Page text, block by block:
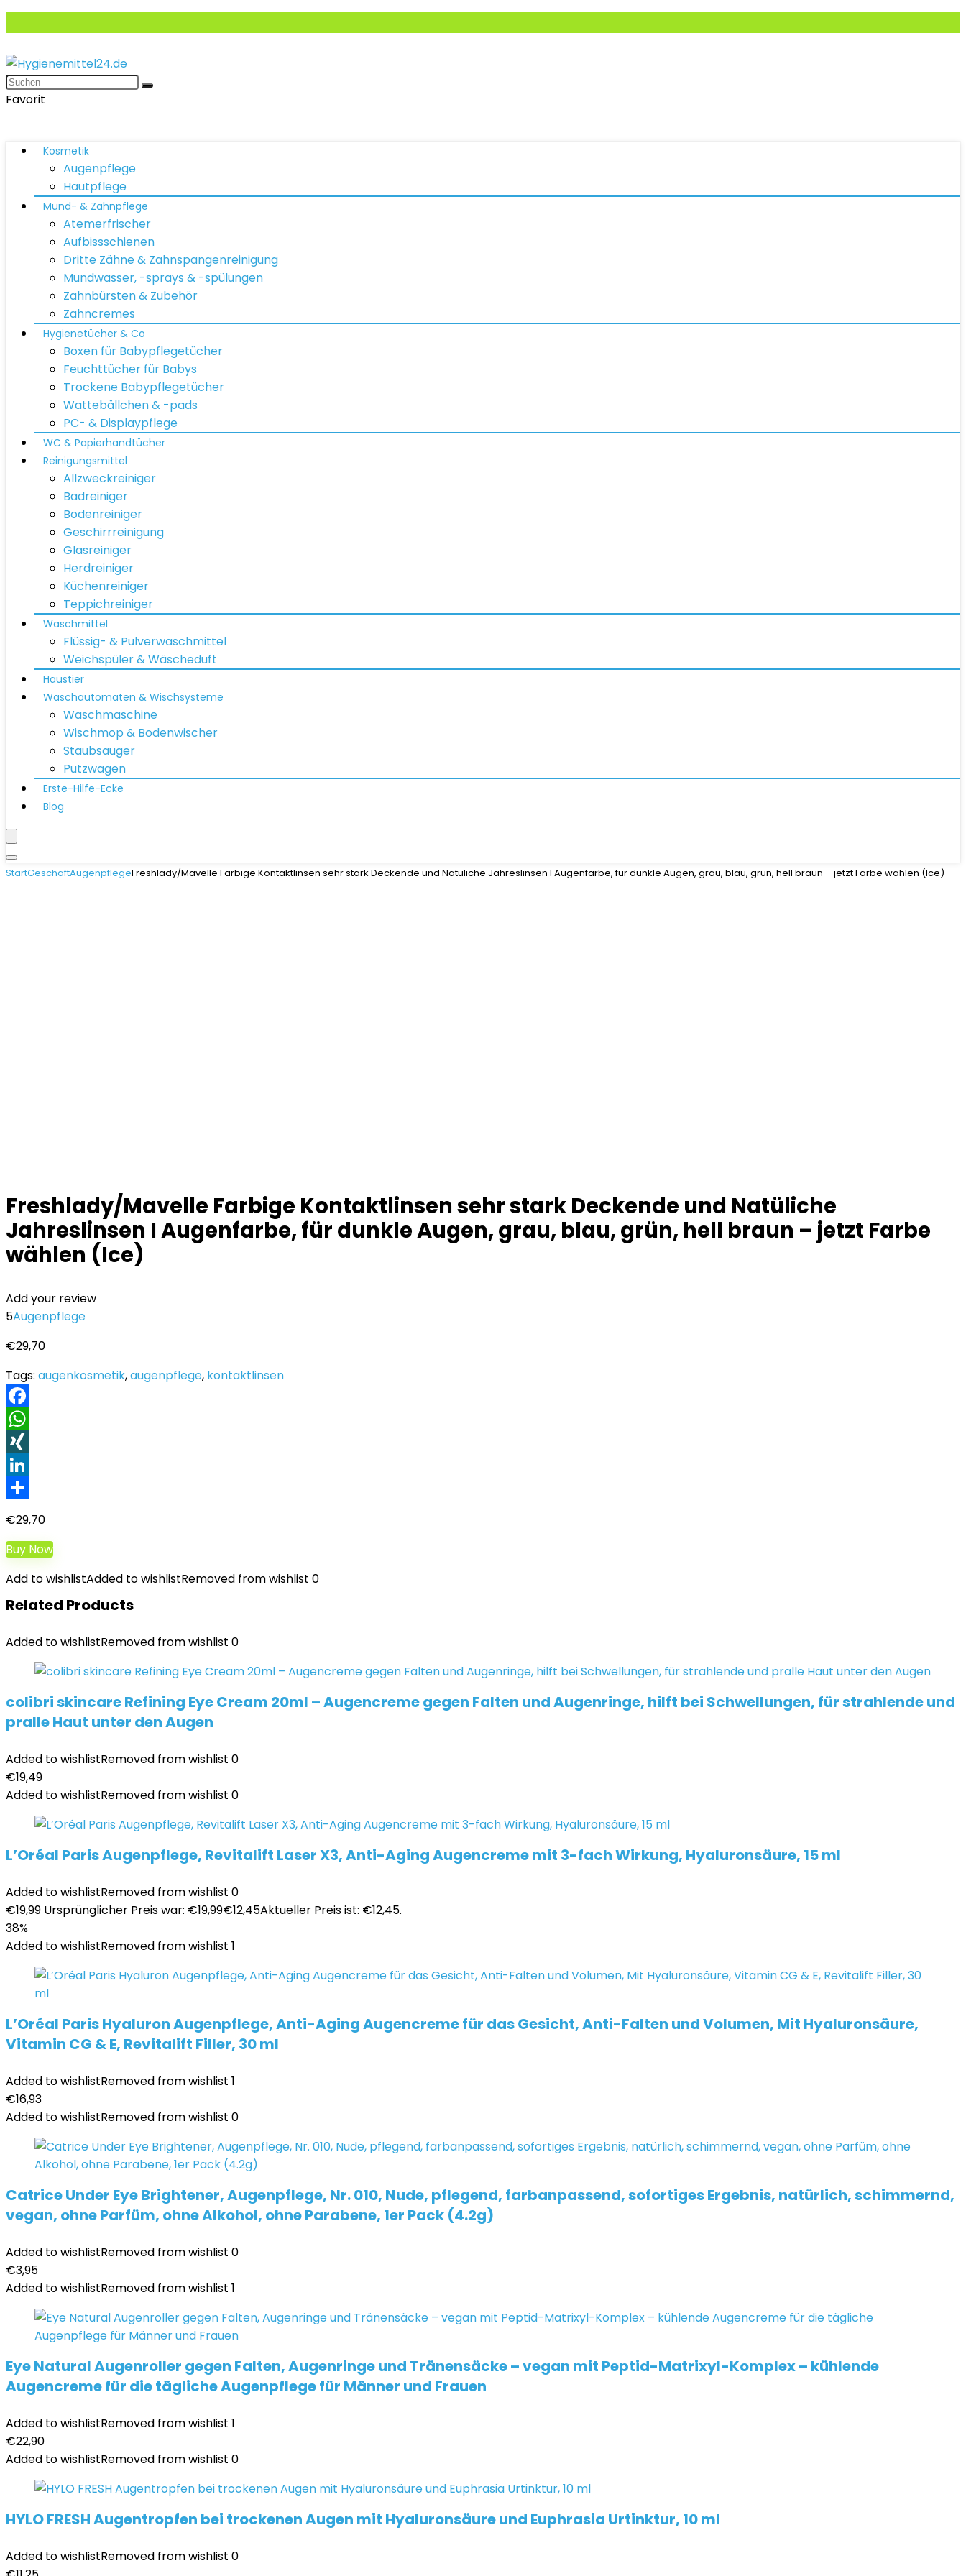
Favorit
Kosmetik
Augenpflege
Hautpflege
Mund- & Zahnpflege
Atemerfrischer
Aufbissschienen
Dritte Zähne & Zahnspangenreinigung
Mundwasser, -sprays & -spülungen
Zahnbürsten & Zubehör
Zahncremes
Hygienetücher & Co
Boxen für Babypflegetücher
Feuchttücher für Babys
Trockene Babypflegetücher
Wattebällchen & -pads
PC- & Displaypflege
WC & Papierhandtücher
Reinigungsmittel
Allzweckreiniger
Badreiniger
Bodenreiniger
Geschirrreinigung
Glasreiniger
Herdreiniger
Küchenreiniger
Teppichreiniger
Waschmittel
Flüssig- & Pulverwaschmittel
Weichspüler & Wäscheduft
Haustier
Waschautomaten & Wischsysteme
Waschmaschine
Wischmop & Bodenwischer
Staubsauger
Putzwagen
Erste-Hilfe-Ecke
Blog
StartGeschäftAugenpflegeFreshlady/Mavelle Farbige Kontaktlinsen sehr stark Deckende und Natüliche Jahreslinsen I Augenfarbe, für dunkle Augen, grau, blau, grün, hell braun – jetzt Farbe wählen (Ice)
Freshlady/Mavelle Farbige Kontaktlinsen sehr stark Deckende und Natüliche
Jahreslinsen I Augenfarbe, für dunkle Augen, grau, blau, grün, hell braun – jetzt Farbe
wählen (Ice)
Add your review
5Augenpflege
€29,70
Tags: augenkosmetik,augenpflege, kontaktlinsen
Facebook
WhatsApp
XING
LinkedIn
€29,70
Buy Now
Add to wishlistAdded to wishlistRemoved from wishlist 0
Related Products
Added to wishlistRemoved from wishlist 0
colibri skincare Refining Eye Cream 20ml – Augencreme gegen Falten und Augenringe, hilft bei Schwellungen, für strahlende und
pralle Haut unter den Augen
Added to wishlistRemoved from wishlist 0
€19,49
Added to wishlistRemoved from wishlist 0
L’Oréal Paris Augenpflege, Revitalift Laser X3, Anti-Aging Augencreme mit 3-fach Wirkung, Hyaluronsäure, 15 ml
Added to wishlistRemoved from wishlist 0
€19,99 Ursprünglicher Preis war: €19,99€12,45Aktueller Preis ist: €12,45.
38%
Added to wishlistRemoved from wishlist 1
L’Oréal Paris Hyaluron Augenpflege, Anti-Aging Augencreme für das Gesicht, Anti-Falten und Volumen, Mit Hyaluronsäure,
Vitamin CG & E, Revitalift Filler, 30 ml
Added to wishlistRemoved from wishlist 1
€16,93
Added to wishlistRemoved from wishlist 0
Catrice Under Eye Brightener, Augenpflege, Nr. 010, Nude, pflegend, farbanpassend, sofortiges Ergebnis, natürlich, schimmernd,
vegan, ohne Parfüm, ohne Alkohol, ohne Parabene, 1er Pack (4.2g)
Added to wishlistRemoved from wishlist 0
€3,95
Added to wishlistRemoved from wishlist 1
Eye Natural Augenroller gegen Falten, Augenringe und Tränensäcke – vegan mit Peptid-Matrixyl-Komplex – kühlende
Augencreme für die tägliche Augenpflege für Männer und Frauen
Added to wishlistRemoved from wishlist 1
€22,90
Added to wishlistRemoved from wishlist 0
HYLO FRESH Augentropfen bei trockenen Augen mit Hyaluronsäure und Euphrasia Urtinktur, 10 ml
Added to wishlistRemoved from wishlist 0